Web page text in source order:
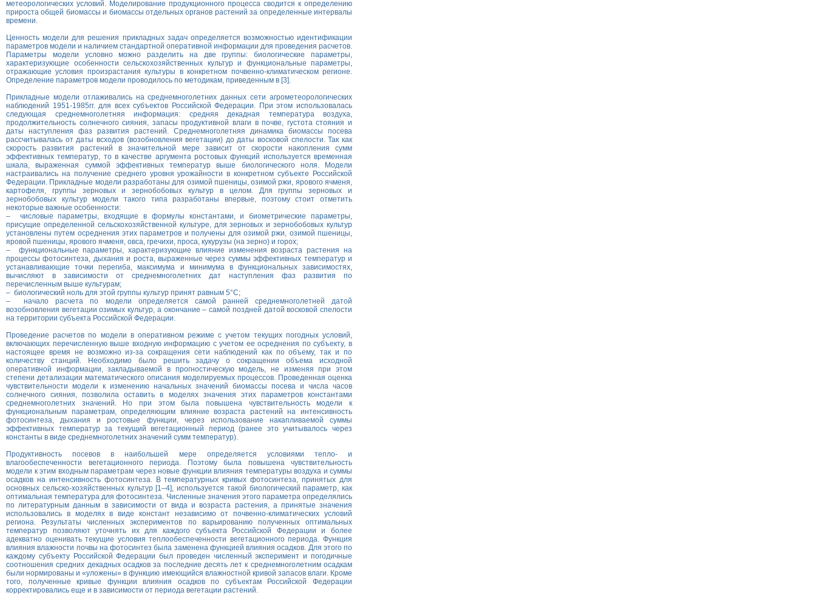
метеорологических условий. Моделирование продукционного процесса сводится к определению
прироста общей биомассы и биомассы отдельных органов растений за определенные интервалы
времени.
Ценность модели для решения прикладных задач определяется возможностью идентификации
параметров модели и наличием стандартной оперативной информации для проведения расчетов.
Параметры модели условно можно разделить на две группы: биологические параметры,
характеризующие особенности сельскохозяйственных культур и функциональные параметры,
отражающие условия произрастания культуры в конкретном почвенно-климатическом регионе.
Определение параметров модели проводилось по методикам, приведенным в [3].
Прикладные модели отлаживались на среднемноголетних данных сети агрометеорологических
наблюдений 1951-1985гг. для всех субъектов Российской Федерации. При этом использовалась
следующая среднемноголетняя информация: средняя декадная температура воздуха,
продолжительность солнечного сияния, запасы продуктивной влаги в почве, густота стояния и
даты наступления фаз развития растений. Среднемноголетняя динамика биомассы посева
рассчитывалась от даты всходов (возобновления вегетации) до даты восковой спелости. Так как
скорость развития растений в значительной мере зависит от скорости накопления сумм
эффективных температур, то в качестве аргумента ростовых функций используется временная
шкала, выраженная суммой эффективных температур выше биологического ноля. Модели
настраивались на получение среднего уровня урожайности в конкретном субъекте Российской
Федерации. Прикладные модели разработаны для озимой пшеницы, озимой ржи, ярового ячменя,
картофеля, группы зерновых и зернобобовых культур в целом. Для группы зерновых и
зернобобовых культур модели такого типа разработаны впервые, поэтому стоит отметить
некоторые важные особенности:
– числовые параметры, входящие в формулы константами, и биометрические параметры,
присущие определенной сельскохозяйственной культуре, для зерновых и зернобобовых культур
установлены путем осреднения этих параметров и получены для озимой ржи, озимой пшеницы,
яровой пшеницы, ярового ячменя, овса, гречихи, проса, кукурузы (на зерно) и горох;
– функциональные параметры, характеризующие влияние изменения возраста растения на
процессы фотосинтеза, дыхания и роста, выраженные через суммы эффективных температур и
устанавливающие точки перегиба, максимума и минимума в функциональных зависимостях,
вычисляют в зависимости от среднемноголетних дат наступления фаз развития по
перечисленным выше культурам;
– биологический ноль для этой группы культур принят равным 5°С;
– начало расчета по модели определяется самой ранней среднемноголетней датой
возобновления вегетации озимых культур, а окончание – самой поздней датой восковой спелости
на территории субъекта Российской Федерации.
Проведение расчетов по модели в оперативном режиме с учетом текущих погодных условий,
включающих перечисленную выше входную информацию с учетом ее осреднения по субъекту, в
настоящее время не возможно из-за сокращения сети наблюдений как по объему, так и по
количеству станций. Необходимо было решить задачу о сокращении объема исходной
оперативной информации, закладываемой в прогностическую модель, не изменяя при этом
степени детализации математического описания моделируемых процессов. Проведенная оценка
чувствительности модели к изменению начальных значений биомассы посева и числа часов
солнечного сияния, позволила оставить в моделях значения этих параметров константами
среднемноголетних значений. Но при этом была повышена чувствительность модели к
функциональным параметрам, определяющим влияние возраста растений на интенсивность
фотосинтеза, дыхания и ростовые функции, через использование накапливаемой суммы
эффективных температур за текущий вегетационный период (ранее это учитывалось через
константы в виде среднемноголетних значений сумм температур).
Продуктивность посевов в наибольшей мере определяется условиями тепло- и
влагообеспеченности вегетационного периода. Поэтому была повышена чувствительность
модели к этим входным параметрам через новые функции влияния температуры воздуха и суммы
осадков на интенсивность фотосинтеза. В температурных кривых фотосинтеза, принятых для
основных сельско-хозяйственных культур [1–4], используется такой биологический параметр, как
оптимальная температура для фотосинтеза. Численные значения этого параметра определялись
по литературным данным в зависимости от вида и возраста растения, а принятые значения
использовались в моделях в виде констант независимо от почвенно-климатических условий
региона. Результаты численных экспериментов по варьированию полученных оптимальных
температур позволяют уточнять их для каждого субъекта Российской Федерации и более
адекватно оценивать текущие условия теплообеспеченности вегетационного периода. Функция
влияния влажности почвы на фотосинтез была заменена функцией влияния осадков. Для этого по
каждому субъекту Российской Федерации был проведен численный эксперимент и погодичные
соотношения средних декадных осадков за последние десять лет к среднемноголетним осадкам
были нормированы и «уложены» в функцию имеющийся влажностной кривой запасов влаги. Кроме
того, полученные кривые функции влияния осадков по субъектам Российской Федерации
корректировались еще и в зависимости от периода вегетации растений.